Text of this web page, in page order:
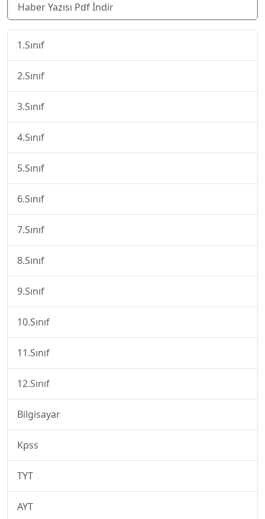
Haber Yazısı Pdf İndir
1.Sınıf
2.Sınıf
3.Sınıf
4.Sınıf
5.Sınıf
6.Sınıf
7.Sınıf
8.Sınıf
9.Sınıf
10.Sınıf
11.Sınıf
12.Sınıf
Bilgisayar
Kpss
TYT
AYT